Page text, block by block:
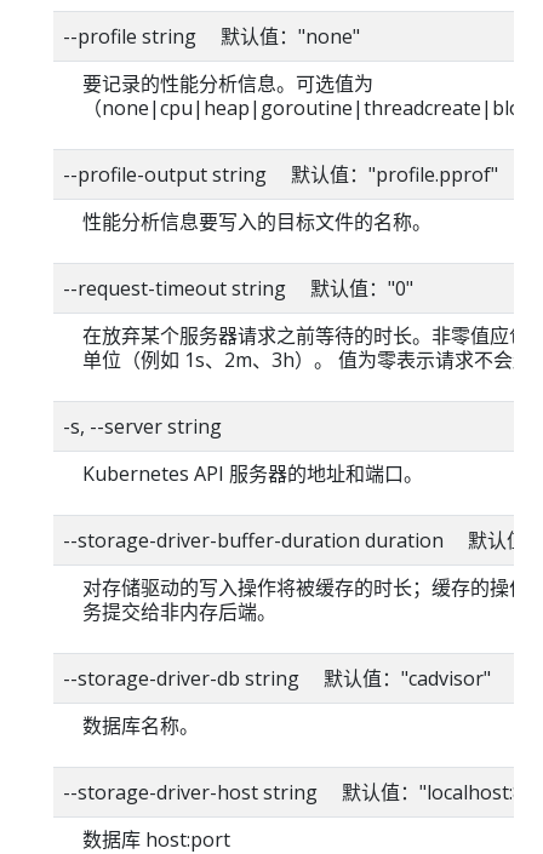
--profile string 默认值："none"
要记录的性能分析信息。可选值为
（
--profile-output string 默认值："profile.pprof"
性能分析信息要写入的目标文件的名称。
--request-timeout string 默认值："0"
在放弃某个服务器请求之前等待的时长。非零值应包
单位（例如 1s、2m、3h）。 值为零表示请求不会超
-s, --server string
Kubernetes API 服务器的地址和端口。
--storage-driver-buffer-duration duration 默认值
对存储驱动的写入操作将被缓存的时长；缓存的操作
务提交给非内存后端。
--storage-driver-db string 默认值："cadvisor"
数据库名称。
--storage-driver-host string 默认值：
数据库 host:port